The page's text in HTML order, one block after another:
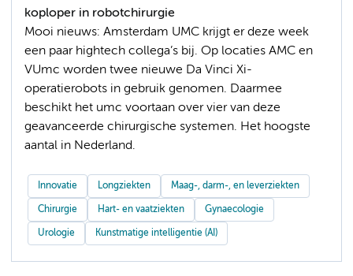
koploper in robotchirurgie
Mooi nieuws: Amsterdam UMC krijgt er deze week
een paar hightech collega’s bij. Op locaties AMC en
VUmc worden twee nieuwe Da Vinci Xi-
operatierobots in gebruik genomen. Daarmee
beschikt het umc voortaan over vier van deze
geavanceerde chirurgische systemen. Het hoogste
aantal in Nederland.
Innovatie Longziekten Maag-, darm-, en leverziekten
Chirurgie Hart- en vaatziekten Gynaecologie
Urologie Kunstmatige intelligentie (AI)